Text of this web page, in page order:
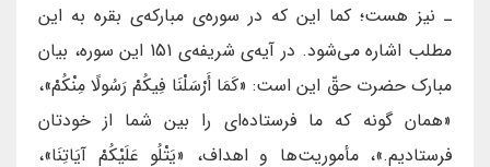
ـ نیز هست؛ کما این که در سوره‌ی مبارکه‌ی بقره به این
مطلب اشاره می‌شود. در آیه‌ی شریفه‌ی 151 این سوره، بیان
مبارک حضرت حقّ این است: «كَمَا أَرْسَلْنَا فِيكُمْ رَسُولًا مِنْكُمْ»،
«همان گونه که ما فرستاده‌ای را بین شما از خودتان
فرستادیم.»، مأموریت‌ها و اهداف، «يَتْلُو عَلَيْكُمْ آيَاتِنَا»،